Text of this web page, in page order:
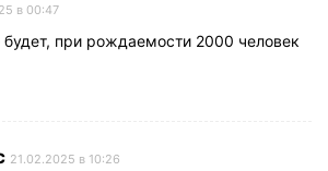
в 00:47
при рождаемости 2000 человек
21.02.2025 в 10:26